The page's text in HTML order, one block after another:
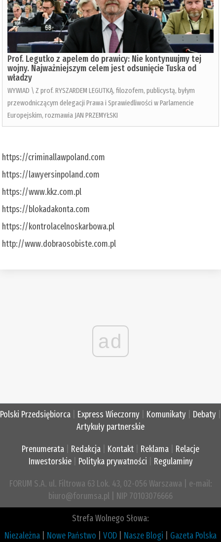
Prof. Legutko z apelem do prawicy: Nie kontynuujmy tej
wojny. Najważniejszym celem jest odsunięcie Tuska od
władzy
WYWIAD \ Z prof. RYSZARDEM LEGUTKĄ, filozofem, publicystą, byłym
przewodniczącym delegacji Prawa i Sprawiedliwości w Parlamencie
Europejskim, rozmawia JAN PRZEMYŁSKI
https://criminallawpoland.com
https://lawyersinpoland.com
https://www.kkz.com.pl
https://blokadakonta.com
https://kontrolacelnoskarbowa.pl
http://www.dobraosobiste.com.pl
ad
Polski Przedsiębiorca Express Wieczorny Komunikaty Debaty
Artykuły partnerskie
Prenumerata Redakcja Kontakt Reklama
Relacje
Inwestorskie| Polityka prywatności Regulaminy
FORUM S.A. ul. Filtrowa 63 Lok. 43, 02-056 Warszawa | e-mail:
biuro@forumsa.pl | NIP 70103076666
Strefa Wolnego Słowa:
Niezależna
Nowe Państwo VOD Nasze Blogi Gazeta Polska